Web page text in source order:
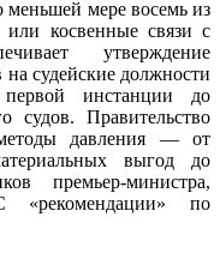
меньшей мере восемь из
косвенные связи с
утверждение
судейские должности
инстанции до
судов. Правительство
давления — от
выгод до
премьер-министра,
«рекомендации» по